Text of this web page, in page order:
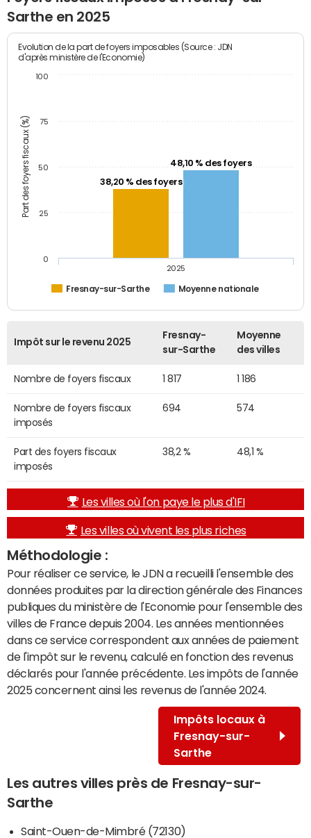
Sarthe en 2025
Part des foyers fiscaux (%)
Evolution de la part de foyers imposables (Source : JDN
d'après ministère de l'Economie)
38,20 % des foyers
48,10 % des foyers
Fresnay-sur-Sarthe Moyenne nationale
2025
0
25
50
75
100
Impôt sur le revenu 2025
Fresnay-
sur-Sarthe
Moyenne
des villes
Nombre de foyers fiscaux 1 817 1 186
Nombre de foyers fiscaux
imposés
694 574
Part des foyers fiscaux
imposés
38,2 % 48,1 %
Les villes où l'on paye le plus d'IFI
Les villes où vivent les plus riches
Méthodologie :
Pour réaliser ce service, le JDN a recueilli l'ensemble des
données produites par la direction générale des Finances
publiques du ministère de l'Economie pour l'ensemble des
villes de France depuis 2004. Les années mentionnées
dans ce service correspondent aux années de paiement
de l'impôt sur le revenu, calculé en fonction des revenus
déclarés pour l'année précédente. Les impôts de l'année
2025 concernent ainsi les revenus de l'année 2024.
Impôts locaux à
Fresnay-sur-
Sarthe
Les autres villes près de Fresnay-sur-
Sarthe
Saint-Ouen-de-Mimbré (72130)